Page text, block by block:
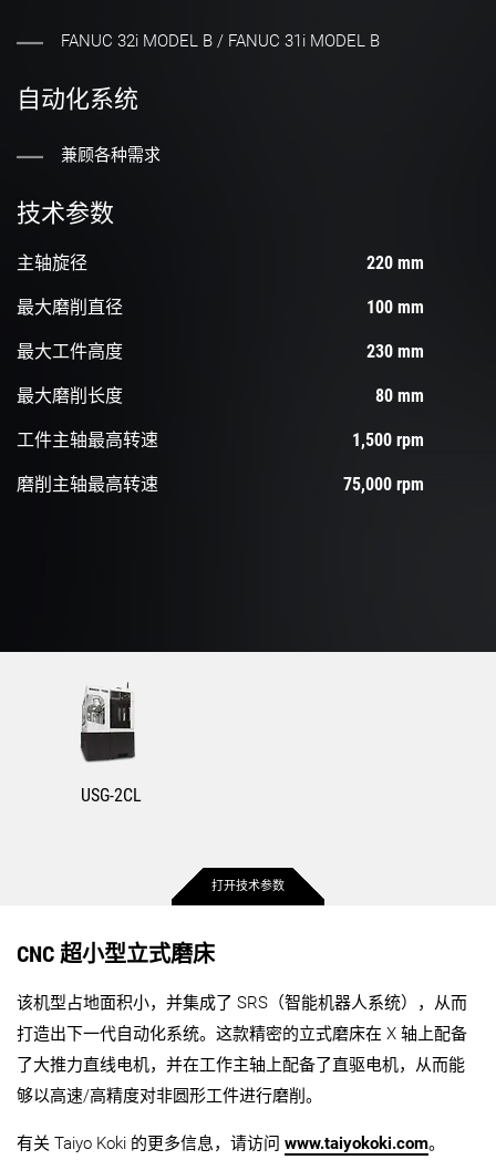
FANUC 32i MODEL B / FANUC 31i MODEL B
自动化系统
兼顾各种需求
技术参数
主轴旋径 220 mm
最大磨削直径 100 mm
最大工件高度 230 mm
最大磨削长度 80 mm
工件主轴最高转速 1,500 rpm
磨削主轴最高转速 75,000 rpm
主轴旋径
最大磨削直径
最大工件高度
最大磨削长度
USG-2CL
200 mm
100 mm
180 mm
60 mm
打开技术参数
CNC 超小型立式磨床
该机型占地面积小，并集成了 SRS（智能机器人系统），从而
打造出下一代自动化系统。这款精密的立式磨床在 X 轴上配备
了大推力直线电机，并在工作主轴上配备了直驱电机，从而能
够以高速/高精度对非圆形工件进行磨削。
有关 Taiyo Koki 的更多信息，请访问 www.taiyokoki.com。